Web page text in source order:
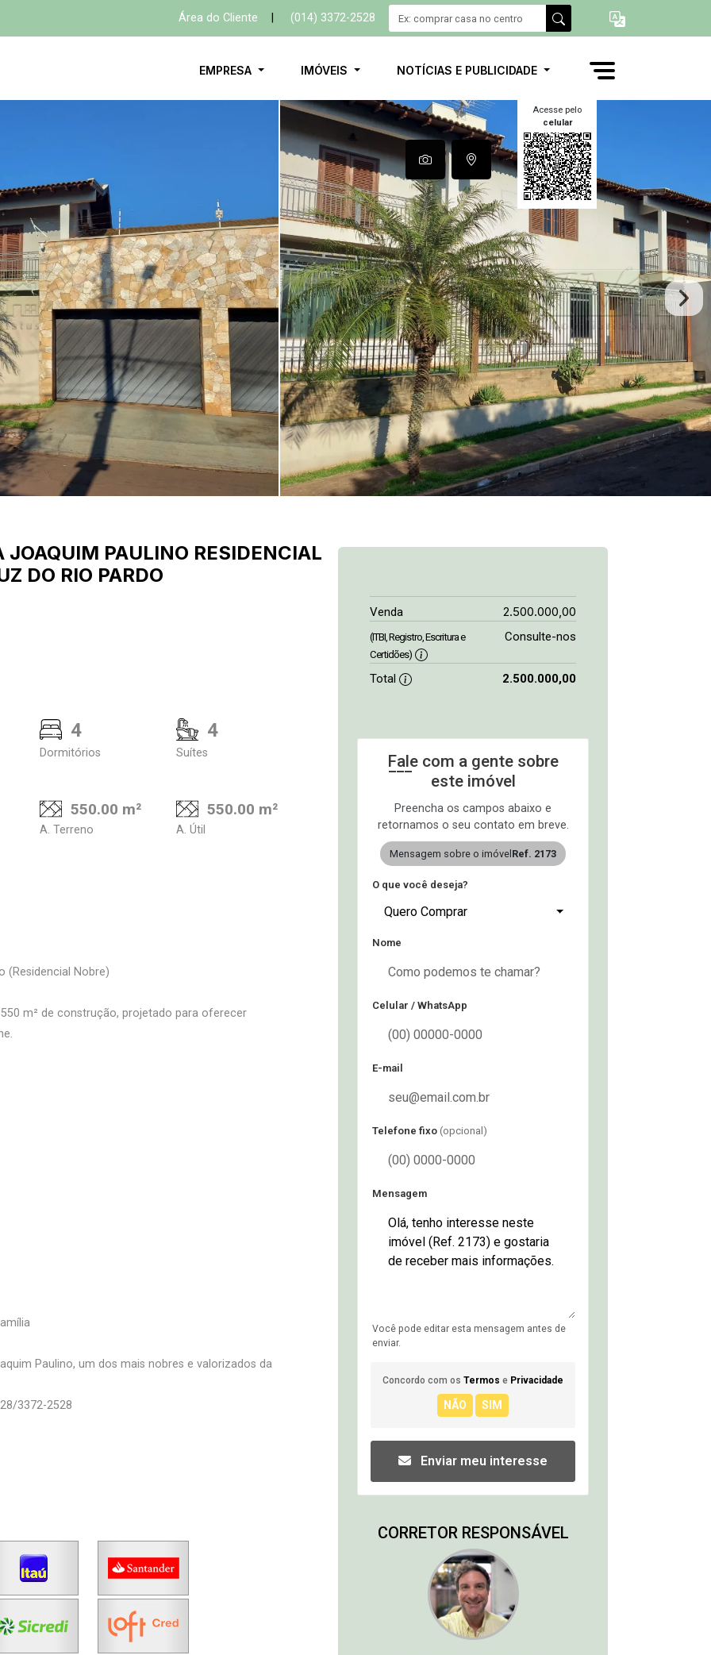
Área do Cliente (014) 3372-2528
EMPRESA IMÓVEIS NOTÍCIAS E PUBLICIDADE
Acesse pelo
celular
JOAQUIM PAULINO RESIDENCIAL
DO RIO PARDO
4
Dormitórios
4
Suítes
550.00 m²
A. Terreno
550.00 m²
A. Útil
(Residencial Nobre)
m² de construção, projetado para oferecer
Paulino, um dos mais nobres e valorizados da
3372-2528
Venda 2.500.000,00
(ITBI, Registro, Escritura e
Certidões)
Consulte-nos
Total 2.500.000,00
Fale com a gente sobre
este imóvel
Preencha os campos abaixo e
retornamos o seu contato em breve.
Mensagem sobre o imóvel Ref. 2173
O que você deseja?
Quero Comprar
Nome
Celular / WhatsApp
E-mail
Telefone fixo (opcional)
Mensagem
Você pode editar esta mensagem antes de
enviar.
Concordo com os Termos e Privacidade
Enviar meu interesse
CORRETOR RESPONSÁVEL